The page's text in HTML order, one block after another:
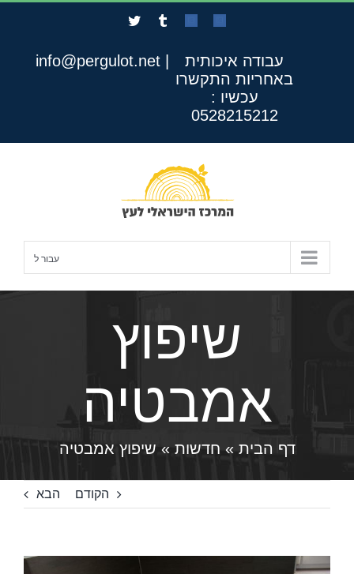
Custom
Tumblr
עבודה איכותית
באחריות התקשרו
עכשיו :
0528215212
info@pergulot.net
עבור ל
שיפוץ
אמבטיה
דף הבית » חדשות » שיפוץ אמבטיה
הקודם הבא
צפה